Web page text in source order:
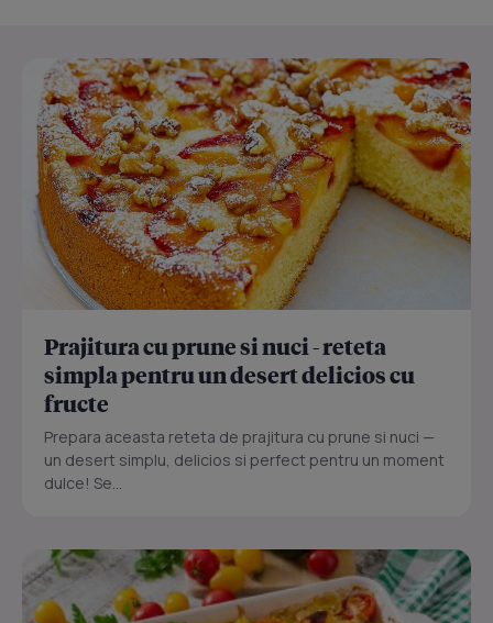
Prajitura cu prune si nuci - reteta
simpla pentru un desert delicios cu
fructe
Prepara aceasta reteta de prajitura cu prune si nuci —
un desert simplu, delicios si perfect pentru un moment
dulce! Se...